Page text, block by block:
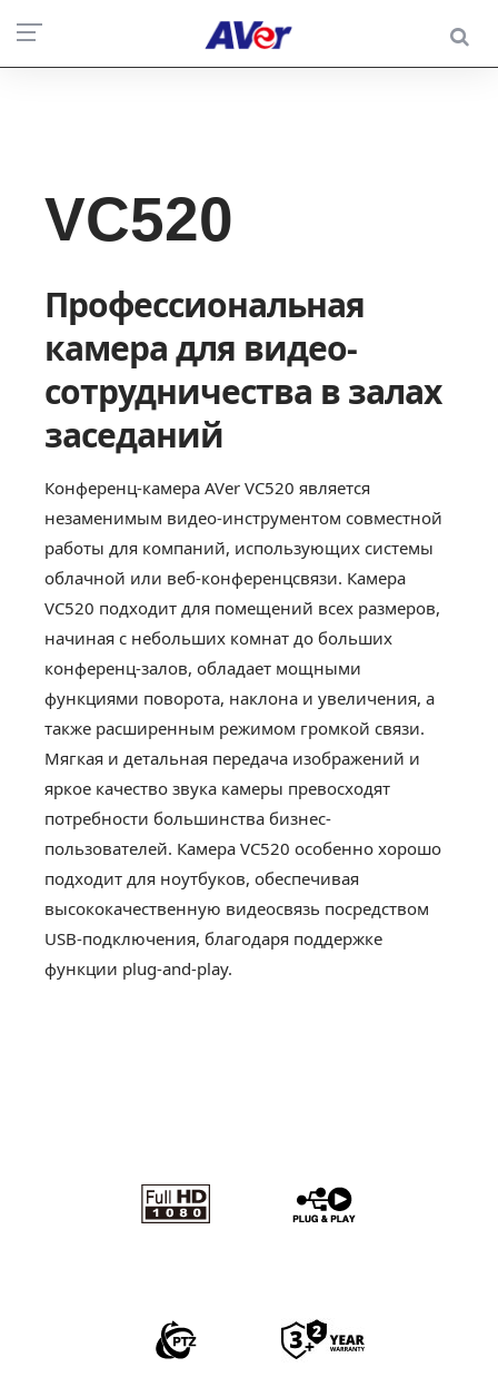
VC520
Профессиональная
камера для видео-
сотрудничества в залах
заседаний
Конференц-камера AVer VC520 является
незаменимым видео-инструментом совместной
работы для компаний, использующих системы
облачной или веб-конференцсвязи. Камера
VC520 подходит для помещений всех размеров,
начиная с небольших комнат до больших
конференц-залов, обладает мощными
функциями поворота, наклона и увеличения, а
также расширенным режимом громкой связи.
Мягкая и детальная передача изображений и
яркое качество звука камеры превосходят
потребности большинства бизнес-
пользователей. Камера VC520 особенно хорошо
подходит для ноутбуков, обеспечивая
высококачественную видеосвязь посредством
USB-подключения, благодаря поддержке
функции plug-and-play.